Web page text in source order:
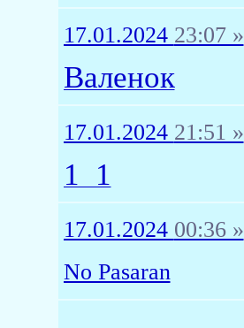
17.01.2024 23:07 »
Валенок
17.01.2024 21:51 »
1_1
17.01.2024 00:36 »
No Pasaran